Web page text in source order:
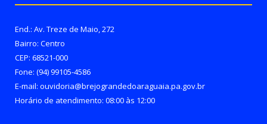
End.: Av. Treze de Maio, 272
Bairro: Centro
CEP: 68521-000
Fone: (94) 99105-4586
E-mail: ouvidoria@brejograndedoaraguaia.pa.gov.br
Horário de atendimento: 08:00 às 12:00